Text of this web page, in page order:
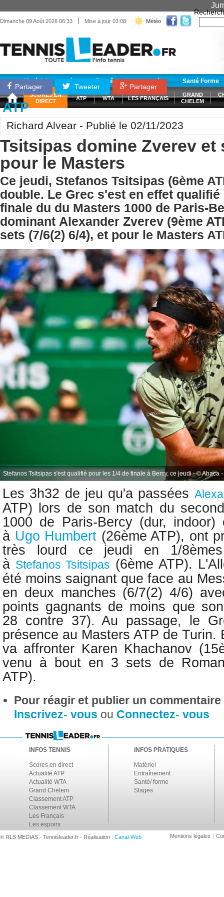
Dimanche 09 Août 2026 06:33 | Mise à jour 03:08 Météo
Matériel Entraînement Santé Forme
SCORES EN
DIRECT
ATP WTA LES FRANÇAIS
GRAND
CHELEM
Partager Tweeter Partager
ATP
Richard Alvear - Publié le 02/11/2023
Tsitsipas domine Zverev et
pour le Masters
Ce jeudi, Stefanos Tsitsipas (6ème
double. Le Grec s'est en effet qualifié
finale du du Masters 1000 de Paris-
dominant Alexander Zverev (9ème
sets (7/6(2) 6/4), et pour le Masters
Stefanos Tsitsipas s'est qualifié pour les 1/4 de finale à Bercy, ce jeudi - © Abaca
Les 3h32 de jeu qu'a passées
ATP) lors de son match du
1000 de Paris-Bercy (dur, indoor)
à Ugo Humbert (26ème ATP), ont
très lourd ce jeudi en 1/
à Stefanos Tsitsipas (6ème ATP).
été moins saignant que face au
en deux manches (6/7(2) 4/6)
points gagnants de moins que
28 contre 37). Au passage, le
présence au Masters ATP de Turin.
va affronter Karen Khachanov
venu à bout en 3 sets de
ATP).
Pour réagir et publier un
Inscrivez- vous ou Connectez- vous
INFOS TENNIS
Scores en direct
Actualité ATP
Actualité WTA
Grand Chelem
Classement ATP
Classement WTA
Les Français
Les espoirs
INFOS PRATIQUES
Matériel
Entraînement
Santé/ forme
Stages
© RLS MEDIAS - Tennisleader.fr - Réalisation : Canal-Web Mentions légales